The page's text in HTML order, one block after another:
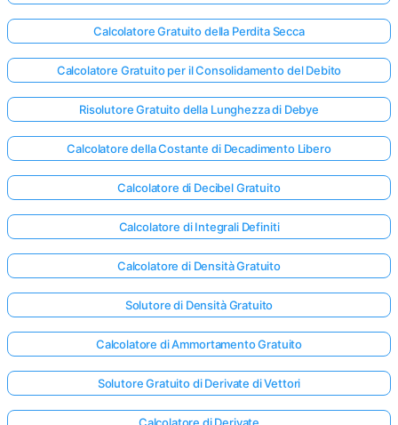
Calcolatore Gratuito della Perdita Secca
Calcolatore Gratuito per il Consolidamento del Debito
Risolutore Gratuito della Lunghezza di Debye
Calcolatore della Costante di Decadimento Libero
Calcolatore di Decibel Gratuito
Calcolatore di Integrali Definiti
Calcolatore di Densità Gratuito
Solutore di Densità Gratuito
Calcolatore di Ammortamento Gratuito
Solutore Gratuito di Derivate di Vettori
Calcolatore di Derivate